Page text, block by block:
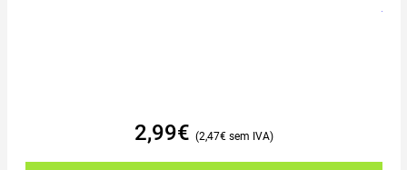
2,99€ 2,47€